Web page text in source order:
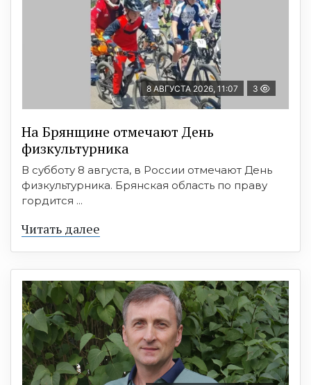
8 АВГУСТА 2026, 11:07 3
На Брянщине отмечают День
физкультурника
В субботу 8 августа, в России отмечают День
физкультурника. Брянская область по праву
гордится ...
Читать далее